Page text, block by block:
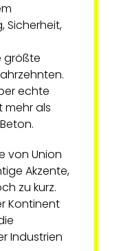
Sicherheit,
größte
echte
mehr als
von Union
Akzente,
zu kurz.
Kontinent
Industrien